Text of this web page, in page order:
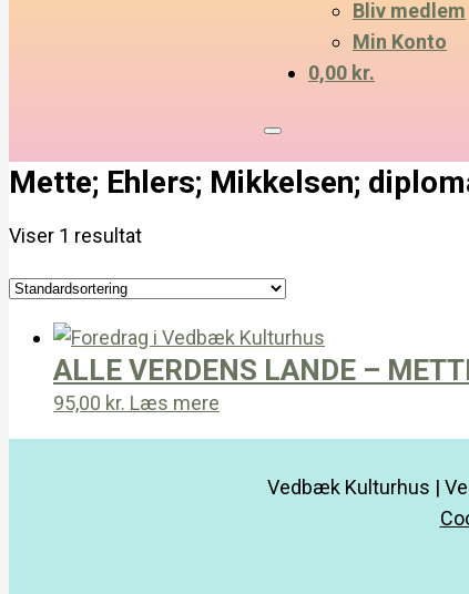
Bliv medlem
Min Konto
0,00 kr.
Mette; Ehlers; Mikkelsen;
Viser 1 resultat
ALLE VERDENS LANDE –
95,00 kr. Læs mere
Vedbæk Kulturhus |